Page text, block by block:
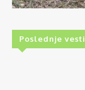
Poslednje vesti